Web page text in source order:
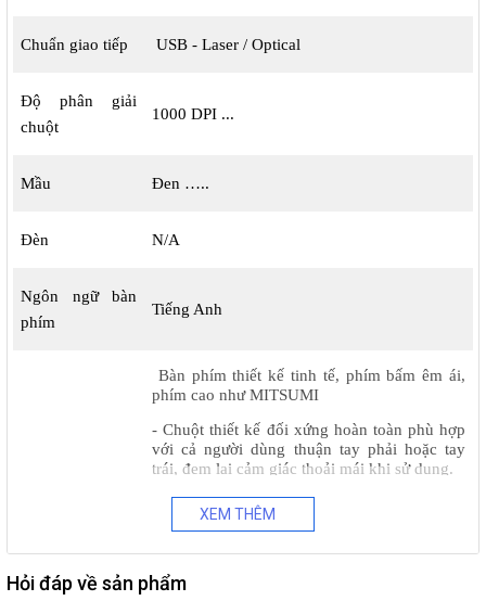
Chuẩn giao tiếp USB - Laser / Optical
Độ phân giải
chuột
1000 DPI ...
Mầu Đen …..
Đèn N/A
Ngôn ngữ bàn
phím
Tiếng Anh
Các chứng năng
Bàn phím thiết kế tinh tế, phím bấmêm ái,
phím cao nhưMITSUMI
- Chuột thiết kế đối xứng hoàn toàn phù hợp
với cả người dùng thuận tay phải hoặc tay
trái,đem lại cảm giác thoải mái khi sửdụng.
Độphân giải 1000DPI, ch
u mặt phẳng, con tr
-C
XEM THÊM
Hỏi đáp về sản phẩm